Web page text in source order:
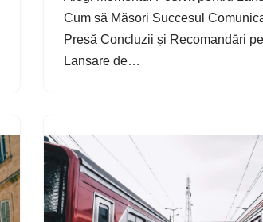
Cum să Măsori Succesul
Presă Concluzii și Recomandări
Lansare de…